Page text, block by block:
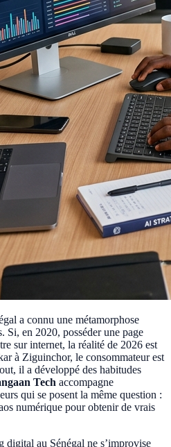
a connu une métamorphose
Si, en 2020, posséder une page
sur internet, la réalité de 2026 est
à Ziguinchor, le consommateur est
il a développé des habitudes
Tech accompagne
qui se posent la même question :
numérique pour obtenir de vrais
digital au Sénégal ne s’improvise